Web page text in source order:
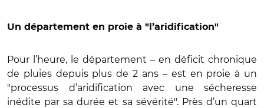
Un département en proie à "l’aridification"
Pour l’heure, le département – en déficit chronique
de pluies depuis plus de 2 ans – est en proie à un
"processus d’aridification avec une sécheresse
inédite par sa durée et sa sévérité". Près d’un quart